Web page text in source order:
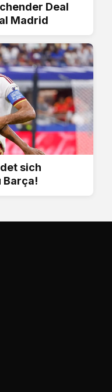
Deal
Madrid
sich
Barça!